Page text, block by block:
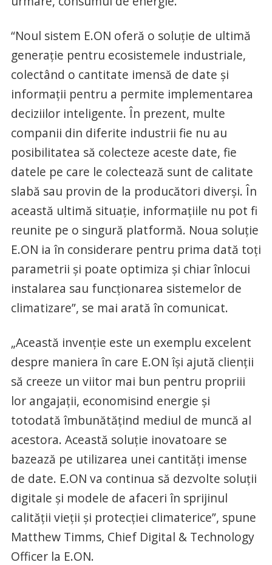
“Noul sistem E.ON oferă o soluție de ultimă
generație pentru ecosistemele industriale,
colectând o cantitate imensă de date și
informații pentru a permite implementarea
deciziilor inteligente. În prezent, multe
companii din diferite industrii fie nu au
posibilitatea să colecteze aceste date, fie
datele pe care le colectează sunt de calitate
slabă sau provin de la producători diverși. În
această ultimă situație, informațiile nu pot fi
reunite pe o singură platformă. Noua soluție
E.ON ia în considerare pentru prima dată toți
parametrii și poate optimiza și chiar înlocui
instalarea sau funcționarea sistemelor de
climatizare”, se mai arată în comunicat.
„Această invenție este un exemplu excelent
despre maniera în care E.ON își ajută clienții
să creeze un viitor mai bun pentru propriii
lor angajații, economisind energie și
totodată îmbunătățind mediul de muncă al
acestora. Această soluție inovatoare se
bazează pe utilizarea unei cantități imense
de date. E.ON va continua să dezvolte soluții
digitale și modele de afaceri în sprijinul
calității vieții și protecției climaterice”, spune
Matthew Timms, Chief Digital & Technology
Officer la E.ON.